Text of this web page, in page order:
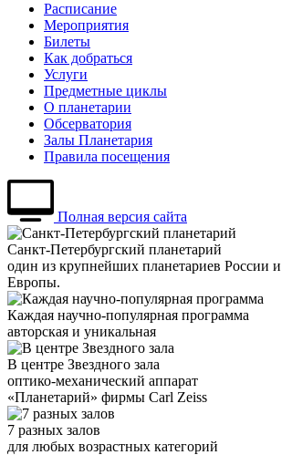
Расписание
Мероприятия
Билеты
Как добраться
Услуги
Предметные циклы
О планетарии
Обсерватория
Залы Планетария
Правила посещения
Полная версия сайта
Санкт-Петербургский планетарий
один из крупнейших планетариев России и
Европы.
Каждая научно-популярная программа
авторская и уникальная
В центре Звездного зала
оптико-механический аппарат
«Планетарий» фирмы Carl Zeiss
7 разных залов
для любых возрастных категорий